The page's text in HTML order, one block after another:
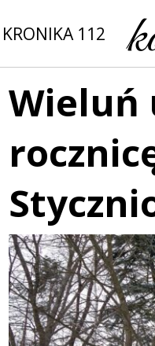
KRONIKA 112
Wieluń